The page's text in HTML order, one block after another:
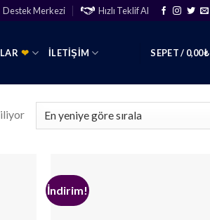
Destek Merkezi Hızlı Teklif Al
❤ İLETIŞIM SEPET / 0,00₺
İndirim!